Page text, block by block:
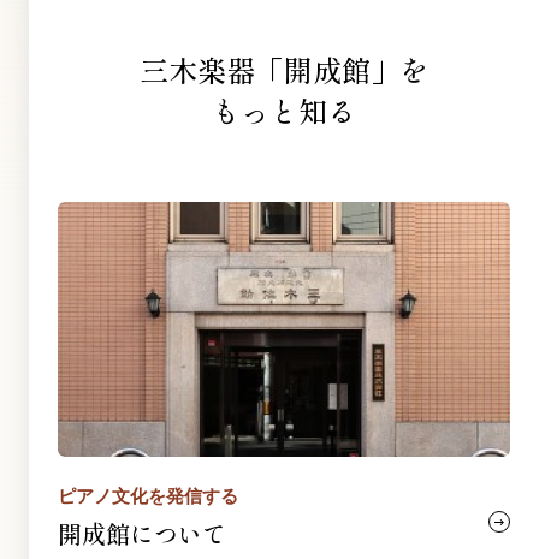
三木楽器「開成館」を
もっと知る
ピアノ文化を発信する
開成館について